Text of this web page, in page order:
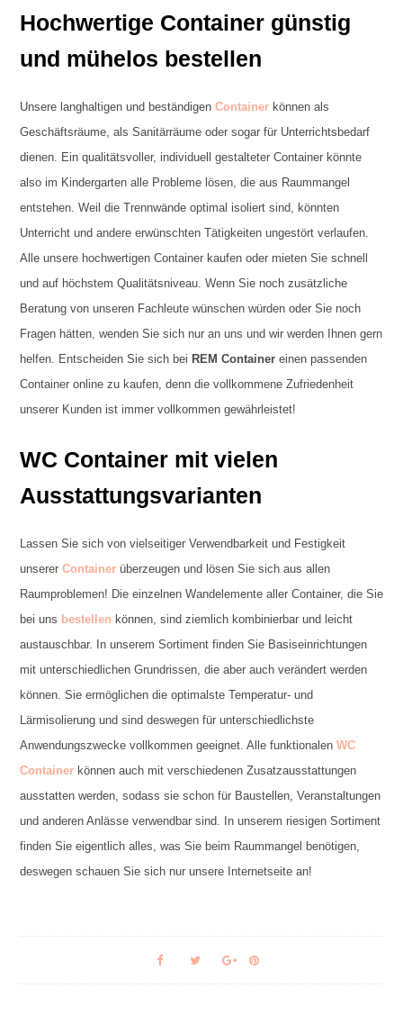
Hochwertige Container günstig
und mühelos bestellen
Unsere langhaltigen und beständigen Containerkönnen als
Geschäftsräume, als Sanitärräume oder sogar für Unterrichtsbedarf
dienen. Ein qualitätsvoller, individuell gestalteter Container könnte
also im Kindergarten alle Probleme lösen, die aus Raummangel
entstehen. Weil die Trennwände optimal isoliert sind, könnten
Unterricht und andere erwünschten Tätigkeiten ungestört verlaufen.
Alle unsere hochwertigen Container kaufen oder mieten Sie schnell
und auf höchstem Qualitätsniveau. Wenn Sie noch zusätzliche
Beratung von unseren Fachleute wünschen würden oder Sie noch
Fragen hätten, wenden Sie sich nur an uns und wir werden Ihnen gern
helfen. Entscheiden Sie sich bei REM Containereinen passenden
Container online zu kaufen, denn die vollkommene Zufriedenheit
unserer Kunden ist immer vollkommen gewährleistet!
WC Container mit vielen
Ausstattungsvarianten
Lassen Sie sich von vielseitiger Verwendbarkeit und Festigkeit
unserer Containerüberzeugen und lösen Sie sich aus allen
Raumproblemen! Die einzelnen Wandelemente aller Container, die Sie
bei uns bestellen können, sind ziemlich kombinierbar und leicht
austauschbar. In unserem Sortiment finden Sie Basiseinrichtungen
mit unterschiedlichen Grundrissen, die aber auch verändert werden
können. Sie ermöglichen die optimalste Temperatur- und
Lärmisolierung und sind deswegen für unterschiedlichste
Anwendungszwecke vollkommen geeignet. Alle funktionalen WC
Containerkönnen auch mit verschiedenen Zusatzausstattungen
ausstatten werden, sodass sie schon für Baustellen, Veranstaltungen
und anderen Anlässe verwendbar sind. In unserem riesigen Sortiment
finden Sie eigentlich alles, was Sie beim Raummangel benötigen,
deswegen schauen Sie sich nur unsere Internetseite an!